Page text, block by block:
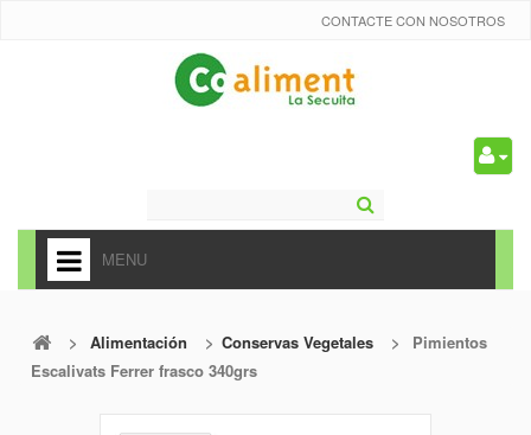
CONTACTE CON NOSOTROS
MENU
+
ALIMENTACIÓN
> Alimentación > Conservas Vegetales >
Pimientos
Escalivats Ferrer frasco 340grs